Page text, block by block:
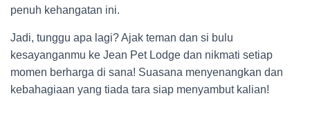
penuh kehangatan ini.
Jadi, tunggu apa lagi? Ajak teman dan si bulu
kesayanganmu ke Jean Pet Lodge dan nikmati setiap
momen berharga di sana! Suasana menyenangkan dan
kebahagiaan yang tiada tara siap menyambut kalian!